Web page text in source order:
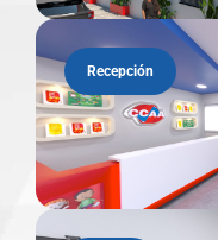
Recepción